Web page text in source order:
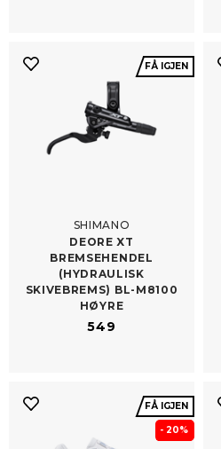
FÅ IGJEN
SHIMANO
DEORE XT
BREMSEHENDEL
(HYDRAULISK
SKIVEBREMS) BL-​M8100
HØYRE
549
FÅ IGJEN
- 20%